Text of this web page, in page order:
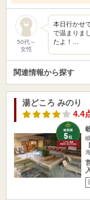
50代～
女性
本日行かせ
で温まりま
たよ！…
関連情報から探す
湯どころ みのり
4.4